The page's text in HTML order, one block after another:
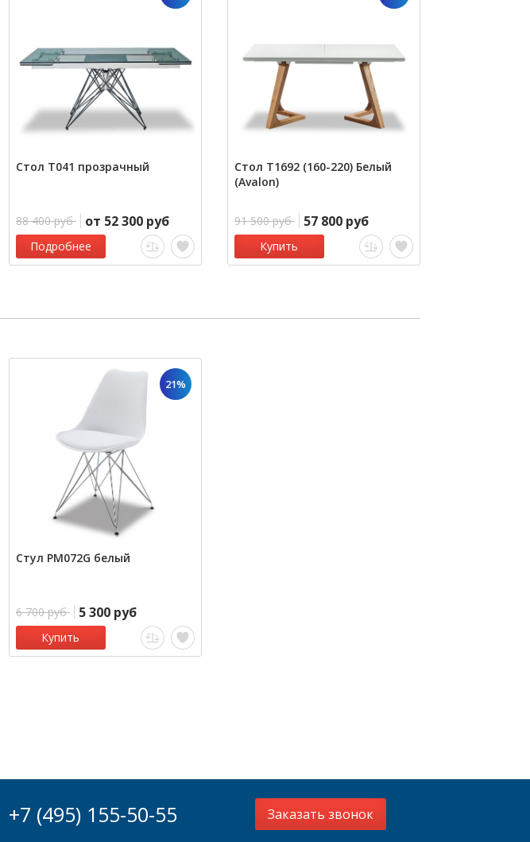
Стол Т041 прозрачный
88 400 руб от 52 300 руб
Подробнее
Стол Т1692 (160-220) Белый
(Avalon)
91 500 руб 57 800 руб
Купить
21%
Стул PM072G белый
6 700 руб 5 300 руб
Купить
+7 (495) 155-50-55 Заказать звонок